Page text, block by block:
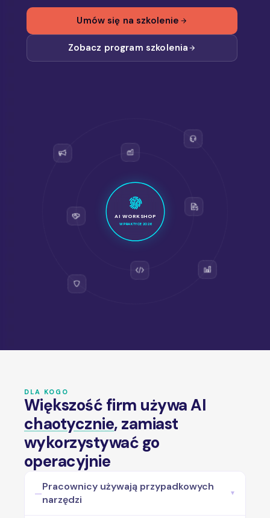
Umów się na szkolenie
Zobacz program szkolenia
AI WORKSHOP
W PRAKTYCE 2026
DLA KOGO
Większość firm używa AI
chaotycznie, zamiast
wykorzystywać go
operacyjnie
—
Pracownicy używają przypadkowych
narzędzi
▼